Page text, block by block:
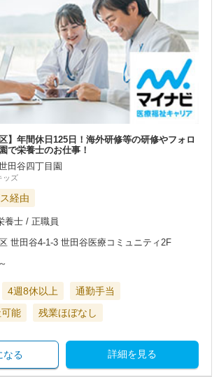
】年間休日125日！海外研修等の研修やフォロ
で栄養士のお仕事！
田谷四丁目園
ッズ
経由
養士 / 正職員
世田谷4-1-3 世田谷医療コミュニティ2F
～
4週8休以上
通勤手当
能
残業ほぼなし
詳細を見る
なる